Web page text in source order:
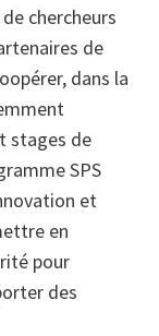
chercheurs
de
dans la
stages de
SPS
et
en
pour
des